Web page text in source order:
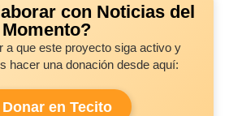
con Noticias del
Momento?
a que este proyecto siga activo y
hacer una donación desde aquí:
Donar en Tecito